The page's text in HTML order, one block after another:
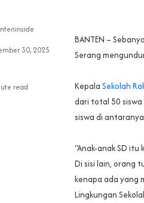
‎BANTEN –
Serang
‎Kepala Sekolah
dari total 50
siswa di
‎“Anak-anak SD
Di sisi lain, orang
kenapa ada yang
Lingkungan
30, 2025
read